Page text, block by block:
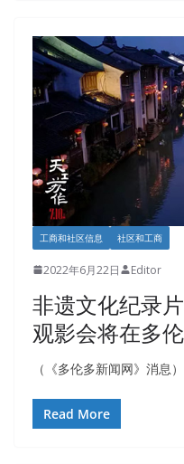
工商和社区信息 社区和工商
2022年6月22日 Editor
非遗文化纪录
观影会将在多
（《多伦多新闻网》消息
Read More